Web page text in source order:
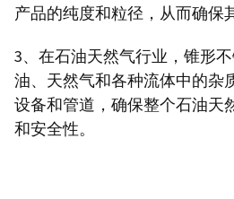
产品的纯度和粒径，从而确保
3、在石油天然气行业，锥形
油、天然气和各种流体中的杂
设备和管道，确保整个石油天
和安全性。